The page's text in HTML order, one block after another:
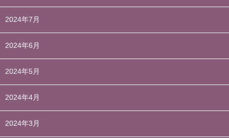
2024年7月
2024年6月
2024年5月
2024年4月
2024年3月